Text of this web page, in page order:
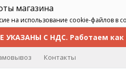
магазина
на использование cookie-файлов в
УКАЗАНЫ С НДС. Работаем
Контакты